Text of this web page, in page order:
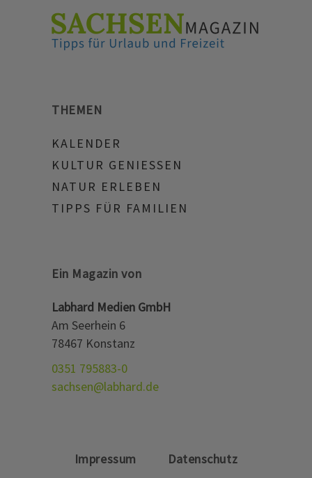
THEMEN
KALENDER
KULTUR GENIESSEN
NATUR ERLEBEN
TIPPS FÜR FAMILIEN
Ein Magazin von
Labhard Medien GmbH
Am Seerhein 6
78467 Konstanz
0351 795883-0
sachsen@labhard.de
Impressum Datenschutz